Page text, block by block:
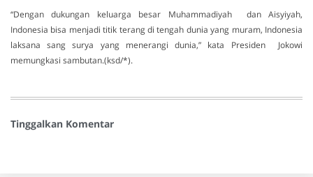
“Dengan dukungan keluarga besar Muhammadiyah dan Aisyiyah,
Indonesia bisa menjadi titik terang di tengah dunia yang muram, Indonesia
laksana sang surya yang menerangi dunia,” kata Presiden Jokowi
memungkasi sambutan.(ksd/*).
Tinggalkan Komentar